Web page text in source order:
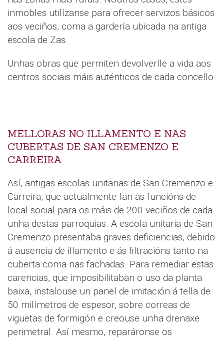
inmobles utilízanse para ofrecer servizos básicos
aos veciños, coma a gardería ubicada na antiga
escola de Zas.
Unhas obras que permiten devolverlle a vida aos
centros sociais máis auténticos de cada concello.
MELLORAS NO ILLAMENTO E NAS
CUBERTAS DE SAN CREMENZO E
CARREIRA
Así, antigas escolas unitarias de San Cremenzo e
Carreira, que actualmente fan as funcións de
local social para os máis de 200 veciños de cada
unha destas parroquias. A escola unitaria de San
Cremenzo presentaba graves deficiencias, debido
á ausencia de illamento e ás filtracións tanto na
cuberta coma nas fachadas. Para remediar estas
carencias, que imposibilitaban o uso da planta
baixa, instalouse un panel de imitación á tella de
50 milímetros de espesor, sobre correas de
viguetas de formigón e creouse unha drenaxe
perimetral. Así mesmo, reparáronse os